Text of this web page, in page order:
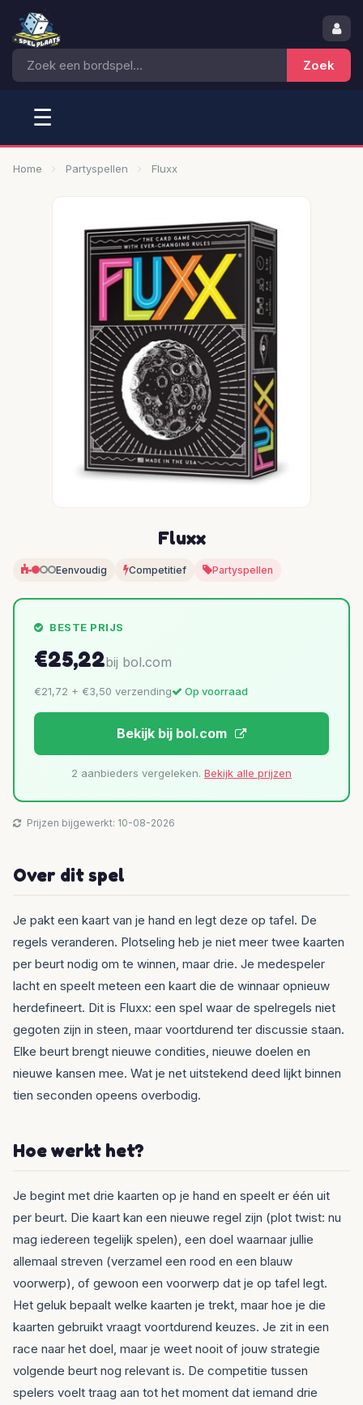
☰
Home Partyspellen Fluxx
Fluxx
Eenvoudig Competitief Partyspellen
BESTE PRIJS
€25,22bij bol.com
€21,72 + €3,50 verzending Op voorraad
Bekijk bij bol.com
2 aanbieders vergeleken. Bekijk alle prijzen
Prijzen bijgewerkt: 10-08-2026
Over dit spel
Je pakt een kaart van je hand en legt deze op tafel. De
regels veranderen. Plotseling heb je niet meer twee kaarten
per beurt nodig om te winnen, maar drie. Je medespeler
lacht en speelt meteen een kaart die de winnaar opnieuw
herdefineert. Dit is Fluxx: een spel waar de spelregels niet
gegoten zijn in steen, maar voortdurend ter discussie staan.
Elke beurt brengt nieuwe condities, nieuwe doelen en
nieuwe kansen mee. Wat je net uitstekend deed lijkt binnen
tien seconden opeens overbodig.
Hoe werkt het?
Je begint met drie kaarten op je hand en speelt er één uit
per beurt. Die kaart kan een nieuwe regel zijn (plot twist: nu
mag iedereen tegelijk spelen), een doel waarnaar jullie
allemaal streven (verzamel een rood en een blauw
voorwerp), of gewoon een voorwerp dat je op tafel legt.
Het geluk bepaalt welke kaarten je trekt, maar hoe je die
kaarten gebruikt vraagt voortdurend keuzes. Je zit in een
race naar het doel, maar je weet nooit of jouw strategie
volgende beurt nog relevant is. De competitie tussen
spelers voelt traag aan tot het moment dat iemand drie